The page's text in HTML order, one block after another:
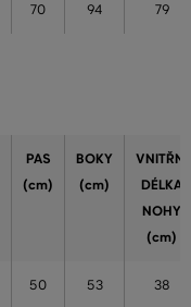
70 94 79
PAS
(cm)
BOKY
(cm)
VNITŘNÍ
DÉLKA
NOHY
(cm)
50 53 38